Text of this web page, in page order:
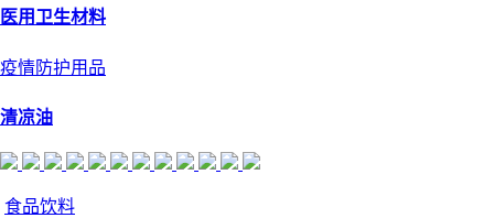
医用卫生材料
疫情防护用品
清凉油
食品饮料